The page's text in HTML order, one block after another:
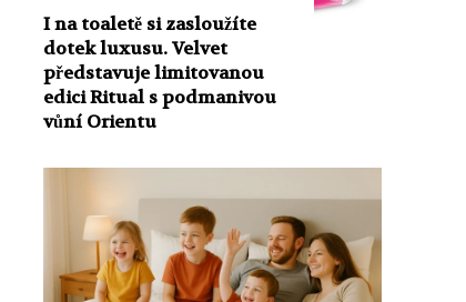
I na toaletě si zasloužíte
dotek luxusu. Velvet
představuje limitovanou
edici Ritual s podmanivou
vůní Orientu